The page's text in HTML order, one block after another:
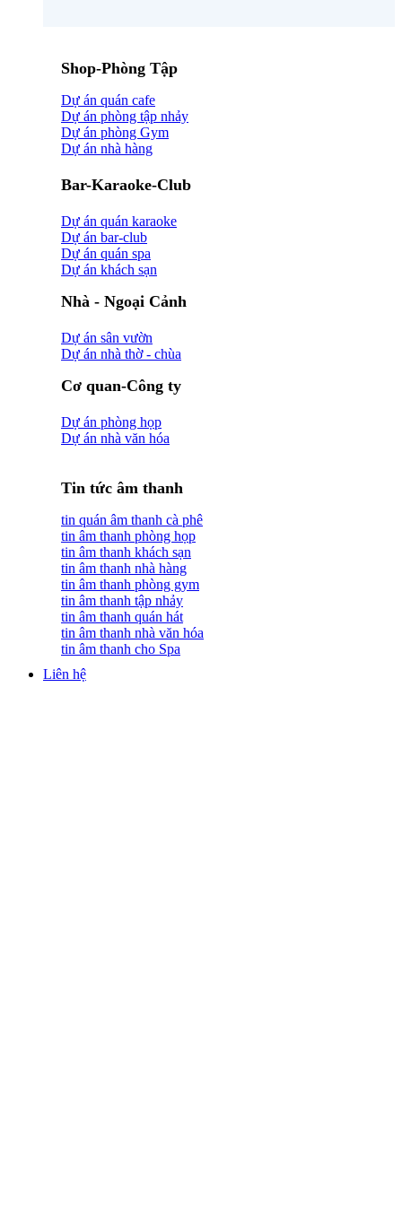
Shop-Phòng Tập
Dự án quán cafe
Dự án phòng tập nhảy
Dự án phòng Gym
Dự án nhà hàng
Bar-Karaoke-Club
Dự án quán karaoke
Dự án bar-club
Dự án quán spa
Dự án khách sạn
Nhà - Ngoại Cảnh
Dự án sân vườn
Dự án nhà thờ - chùa
Cơ quan-Công ty
Dự án phòng họp
Dự án nhà văn hóa
Tin tức âm thanh
tin quán âm thanh cà phê
tin âm thanh phòng họp
tin âm thanh khách sạn
tin âm thanh nhà hàng
tin âm thanh phòng gym
tin âm thanh tập nhảy
tin âm thanh quán hát
tin âm thanh nhà văn hóa
tin âm thanh cho Spa
Liên hệ